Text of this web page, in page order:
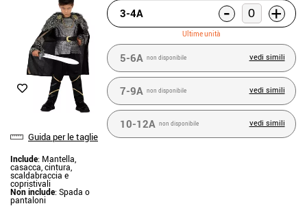
Guida per le taglie
Include: Mantella,
casacca, cintura,
scaldabraccia e
copristivali
Non include: Spada o
pantaloni
3-4A - +
Ultime unità
5-6A non disponibile vedi simili
7-9A non disponibile vedi simili
10-12A non disponibile vedi simili